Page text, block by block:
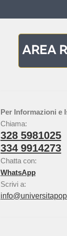
Per Informazioni e
Chiama:
328 5981025
334 9914273
Chatta con:
WhatsApp
Scrivi a: